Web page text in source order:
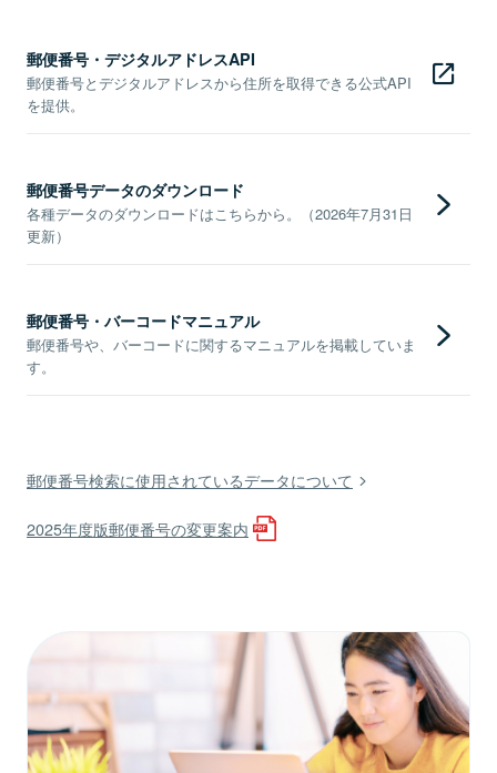
郵便番号・デジタルアドレスAPI
郵便番号とデジタルアドレスから住所を取得できる公式API
を提供。
郵便番号データのダウンロード
各種データのダウンロードはこちらから。（2026年7月31日
更新）
郵便番号・バーコードマニュアル
郵便番号や、バーコードに関するマニュアルを掲載していま
す。
郵便番号検索に使用されているデータについて
2025年度版郵便番号の変更案内